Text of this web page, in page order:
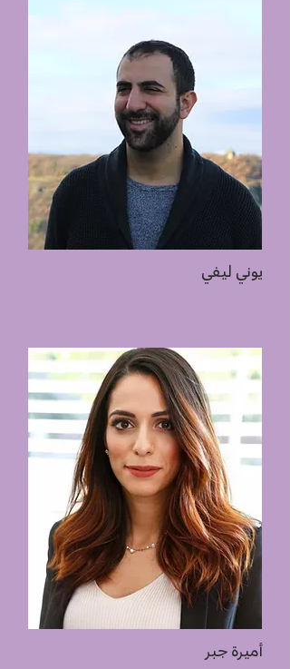
يوني ليفي
أميرة جبر